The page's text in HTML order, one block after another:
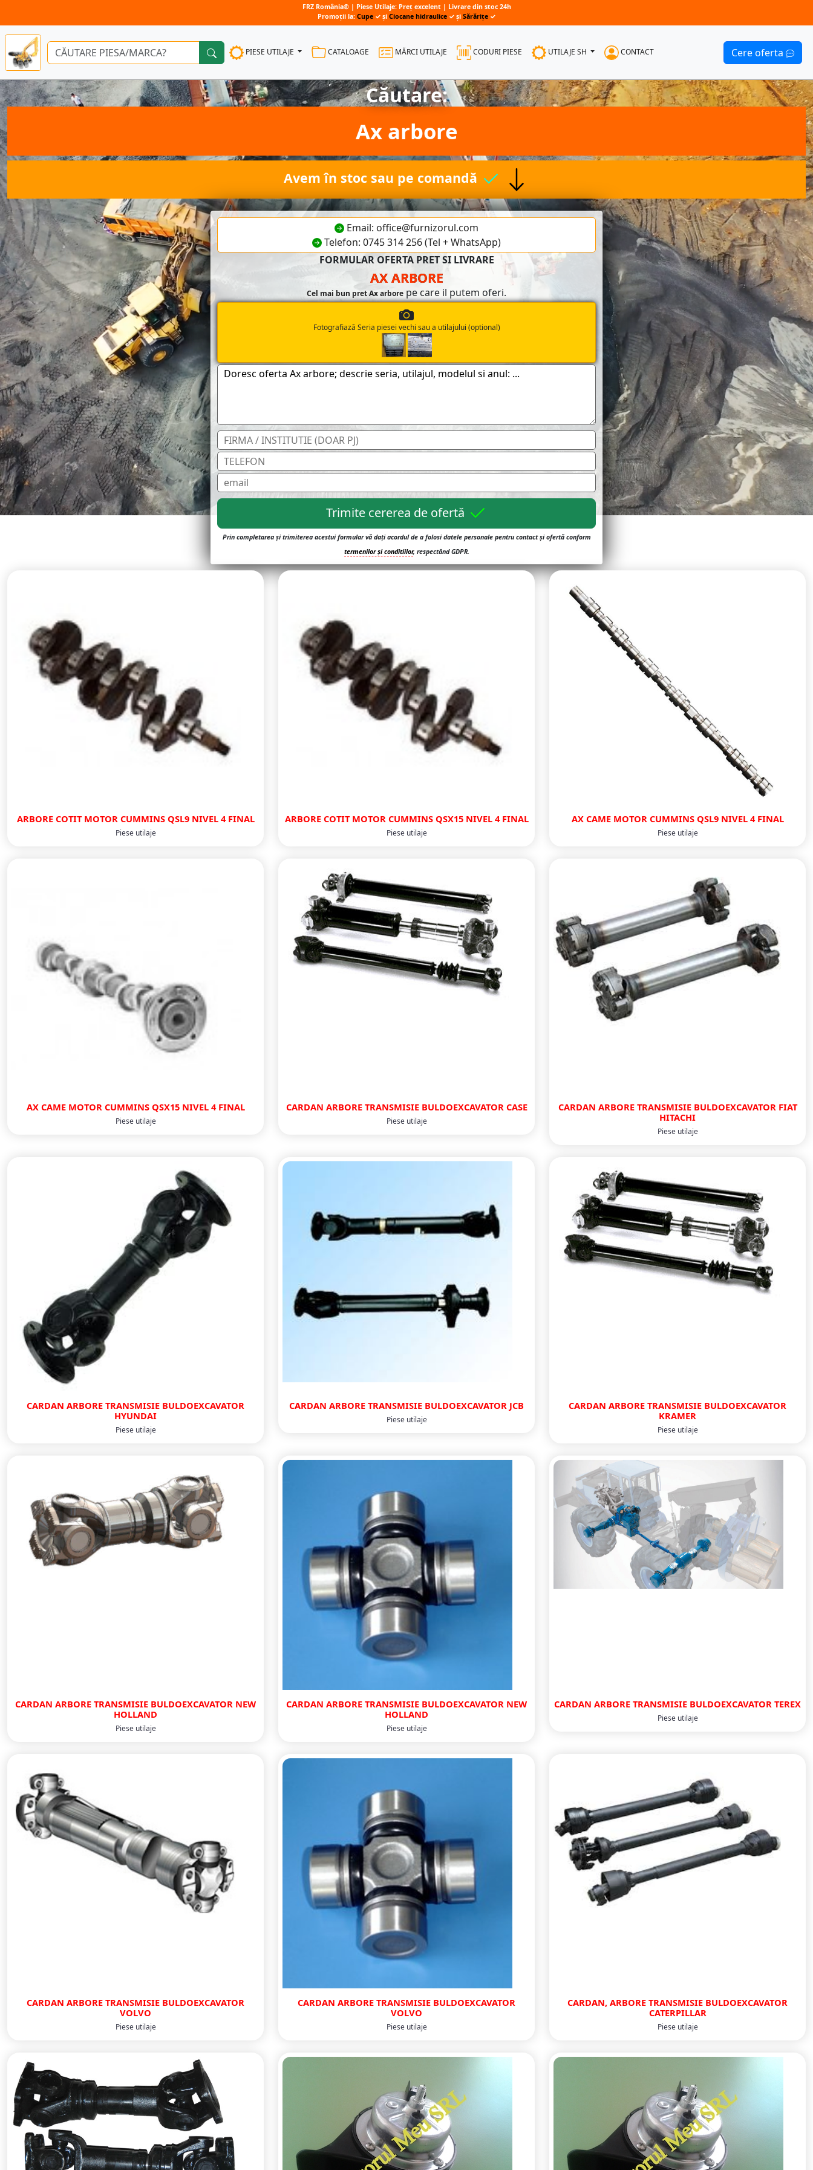
Căutare:
Ax arbore
Avem în stoc sau pe comandă
Email: office@furnizorul.com
Telefon: 0745 314 256 (Tel + WhatsApp)
FORMULAR OFERTA PRET SI LIVRARE
AX ARBORE
Cel mai bun pret Ax arbore pe care il putem oferi.
Fotografiază Seria piesei vechi sau a utilajului (optional)
Trimite cererea de ofertă
Prin completarea și trimiterea acestui formular vă dați acordul de a folosi datele personale pentru contact și ofertă conform
termenilor și conditiilor, respectând GDPR.
ARBORE COTIT MOTOR CUMMINS QSL9 NIVEL 4 FINAL
Piese utilaje
ARBORE COTIT MOTOR CUMMINS QSX15 NIVEL 4 FINAL
Piese utilaje
AX CAME MOTOR CUMMINS QSL9 NIVEL 4 FINAL
Piese utilaje
AX CAME MOTOR CUMMINS QSX15 NIVEL 4 FINAL
Piese utilaje
CARDAN ARBORE TRANSMISIE BULDOEXCAVATOR CASE
Piese utilaje
CARDAN ARBORE TRANSMISIE BULDOEXCAVATOR FIAT
HITACHI
Piese utilaje
CARDAN ARBORE TRANSMISIE BULDOEXCAVATOR
HYUNDAI
Piese utilaje
CARDAN ARBORE TRANSMISIE BULDOEXCAVATOR JCB
Piese utilaje
CARDAN ARBORE TRANSMISIE BULDOEXCAVATOR
KRAMER
Piese utilaje
CARDAN ARBORE TRANSMISIE BULDOEXCAVATOR NEW
HOLLAND
Piese utilaje
CARDAN ARBORE TRANSMISIE BULDOEXCAVATOR NEW
HOLLAND
Piese utilaje
CARDAN ARBORE TRANSMISIE BULDOEXCAVATOR TEREX
Piese utilaje
CARDAN ARBORE TRANSMISIE BULDOEXCAVATOR
VOLVO
Piese utilaje
CARDAN ARBORE TRANSMISIE BULDOEXCAVATOR
VOLVO
Piese utilaje
CARDAN, ARBORE TRANSMISIE BULDOEXCAVATOR
CATERPILLAR
Piese utilaje
FRZ România® | Piese Utilaje: Preț excelent | Livrare din stoc 24h
Promoții la: Cupe ✓ și Ciocane hidraulice ✓ și Sărărițe ✓
PIESE UTILAJE CATALOAGE MĂRCI UTILAJE CODURI PIESE UTILAJE SH CONTACT Cere oferta